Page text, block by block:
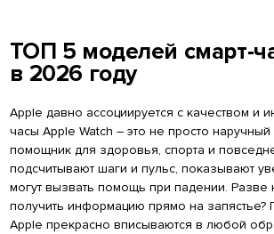
ТОП 5 моделей смарт-
в 2026 году
Apple давно ассоциируется с качеством и
часы Apple Watch – это не просто наручный
помощник для здоровья, спорта и
подсчитывают шаги и пульс, показывают
могут вызвать помощь при падении. Разве
получить информацию прямо на запястье?
Apple прекрасно вписываются в любой